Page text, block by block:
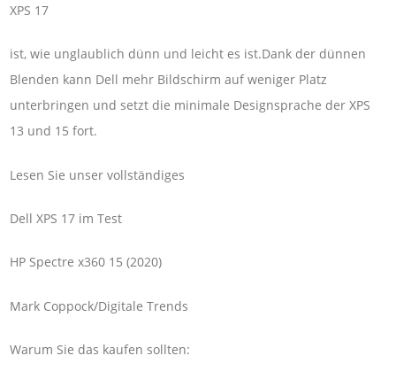
XPS 17
ist, wie unglaublich dünn und leicht es ist.Dank der dünnen
Blenden kann Dell mehr Bildschirm auf weniger Platz
unterbringen und setzt die minimale Designsprache der XPS
13 und 15 fort.
Lesen Sie unser vollständiges
Dell XPS 17 im Test
HP Spectre x360 15 (2020)
Mark Coppock/Digitale Trends
Warum Sie das kaufen sollten: